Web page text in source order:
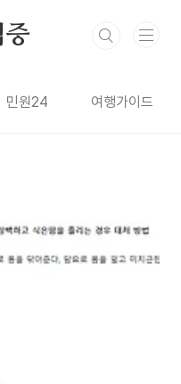
증
민원24 여행가이드